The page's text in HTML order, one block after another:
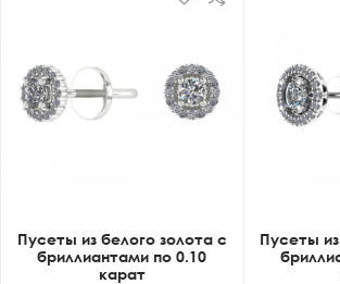
Пусеты из белого золота с
бриллиантами по 0.10
карат
Пусеты